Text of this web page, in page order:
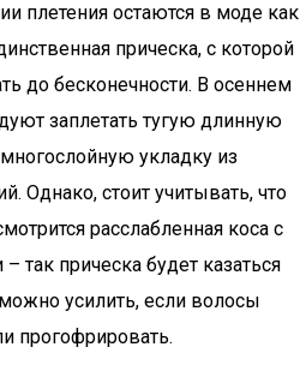
плетения остаются в моде как
прическа, с которой
до бесконечности. В осеннем
заплетать тугую длинную
укладку из
Однако, стоит учитывать, что
расслабленная коса с
прическа будет казаться
усилить, если волосы
прогофрировать.